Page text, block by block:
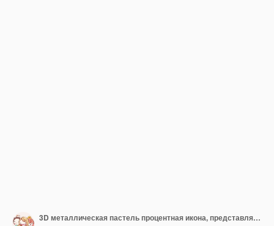
3D металлическая пастель процентная икона, представляющая собой процентную ставку, дисконт, финансовый рост или анализ данных